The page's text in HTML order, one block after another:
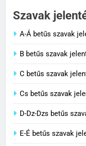
3
Szavak
A-Á betűs szavak
B betűs szavak
C betűs szavak
Cs betűs szavak
D-Dz-Dzs betűs
E-É betűs szavak